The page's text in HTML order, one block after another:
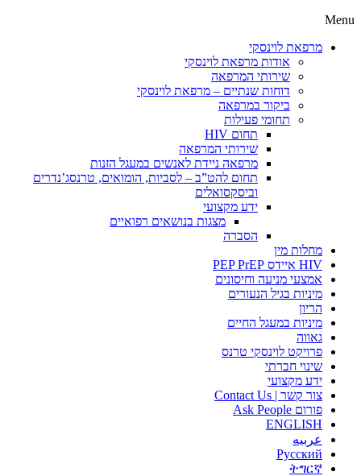
Menu
מרפאת לוינסקי
אודות מרפאת לוינסקי
שירותי המרפאה
דוחות שנתיים – מרפאת לוינסקי
ביקור במרפאה
תחומי פעילות
תחום HIV
שירותי המרפאה
מרפאה ניידת לאנשים במעגל הזנות
תחום להט”ב – לסביות, הומואים, טרנסג’נדרים
וביסקסואלים
ידע מקצועי
מצגות בנושאים רפואיים
הסברה
מחלות מין
HIV איידס PEP PrEP
אמצעי מניעה וחיסונים
מיניות בגיל הנעורים
הריון
מיניות במעגל החיים
גאווה
פרויקט לוינסקי טרנס
שינוי חברתי
ידע מקצועי
צור קשר | Contact Us
פורום Ask People
ENGLISH
عربيه
Русский
ትግርኛ